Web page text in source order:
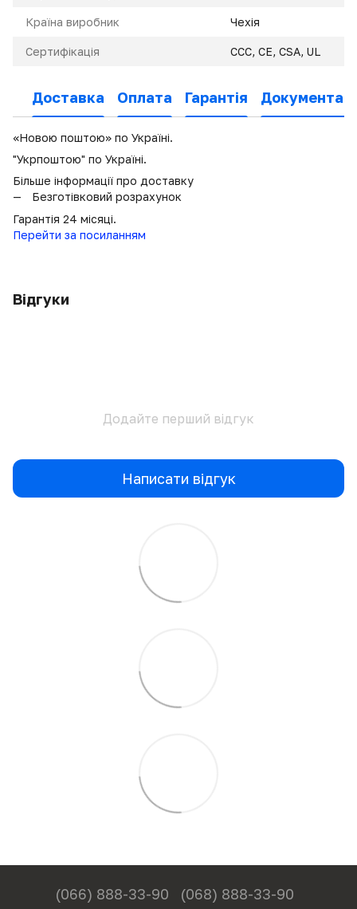
Країна виробник Чехія
Сертифікація CCC, CE, CSA, UL
Доставка Оплата Гарантія
«Новою поштою» по Україні.
"Укрпоштою" по Україні.
Більше інформації про доставку
Безготівковий розрахунок
Гарантія 24 місяці.
Перейти за посиланням
Відгуки
Додайте перший відгук
Написати відгук
(066) 888-33-90 (068) 888-33-90